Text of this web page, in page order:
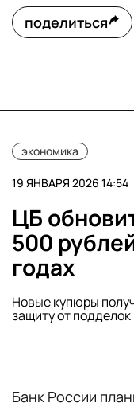
поделиться
экономика
19 ЯНВАРЯ 2026 14:54
ЦБ
500
годах
Новые купюры
защиту от подделок
Банк России